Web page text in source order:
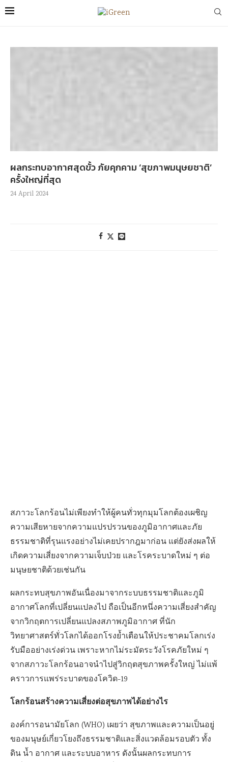
ผลกระทบอากาศสุดขั้ว ภัยคุกคาม ‘สุขภาพมนุษยชาติ’
ครั้งใหญ่ที่สุด
24 April 2024
สภาวะโลกร้อนไม่เพียงทำให้ผู้คนทั่วทุกมุมโลกต้องเผชิญ
ความเสียหายจากความแปรปรวนของภูมิอากาศและภัย
ธรรมชาติที่รุนแรงอย่างไม่เคยปรากฎมาก่อน แต่ยังส่งผลให้
เกิดความเสี่ยงจากความเจ็บป่วย และโรคระบาดใหม่ ๆ ต่อ
มนุษยชาติด้วยเช่นกัน
ผลกระทบสุขภาพอันเนื่องมาจากระบบธรรมชาติและภูมิ
อากาศโลกที่เปลี่ยนแปลงไป ถือเป็นอีกหนึ่งความเสี่ยงสำคัญ
จากวิกฤตการเปลี่ยนแปลงสภาพภูมิอากาศ ที่นัก
วิทยาศาสตร์ทั่วโลกได้ออกโรงย้ำเตือนให้ประชาคมโลกเร่ง
รับมืออย่างเร่งด่วน เพราะหากไม่ระมัดระวังโรคภัยใหม่ ๆ
จากสภาวะโลกร้อนอาจนำไปสู่วิกฤตสุขภาพครั้งใหญ่ ไม่แพ้
คราวการแพร่ระบาดของโควิด-19
โลกร้อนสร้างความเสี่ยงต่อสุขภาพได้อย่างไร
องค์การอนามัยโลก (WHO) เผยว่า สุขภาพและความเป็นอยู่
ของมนุษย์เกี่ยวโยงถึงธรรมชาติและสิ่งแวดล้อมรอบตัว ทั้ง
ดิน น้ำ อากาศ และระบบอาหาร ดังนั้นผลกระทบการ